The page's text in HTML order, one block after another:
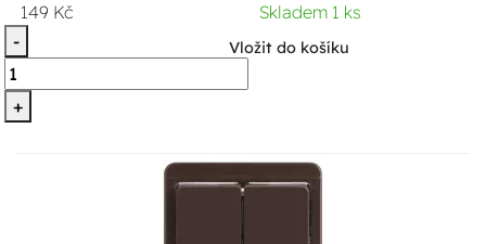
149 Kč
Skladem 1 ks
-
+
Vložit do košíku